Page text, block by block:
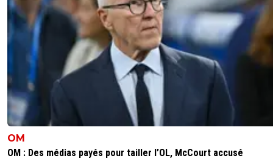
OM
OM : Des médias payés pour tailler l’OL, McCourt accusé